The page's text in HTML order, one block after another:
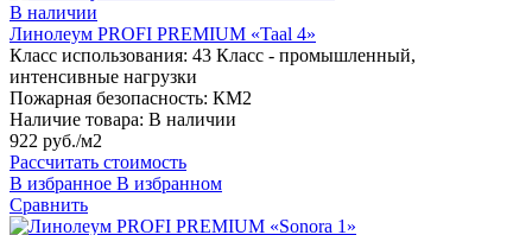
В наличии
Линолеум PROFI PREMIUM «Taal 4»
Класс использования: 43 Класс - промышленный,
интенсивные нагрузки
Пожарная безопасность: КМ2
Наличие товара: В наличии
922 руб./м2
Рассчитать стоимость
В избранное В избранном
Сравнить